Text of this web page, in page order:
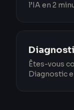
l’IA en 2
Êtes-vous
Diagnostic